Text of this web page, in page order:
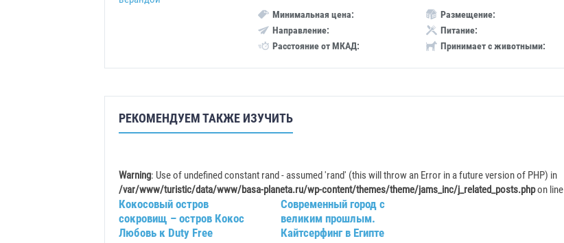
Минимальная цена:
Направление:
Расстояние от МКАД:
Размещение:
Питание:
Принимает с животными:
РЕКОМЕНДУЕМ ТАКЖЕ ИЗУЧИТЬ
Warning: Use of undefined constant rand - assumed 'rand' (this will throw an Error in a future version of PHP) in
/var/www/turistic/data/www/basa-planeta.ru/wp-content/themes/theme/jams_inc/j_related_posts.phpon line
Кокосовый остров
сокровищ – остров Кокос
Современный город с
великим прошлым.
Любовь к Duty Free
Кайтсерфинг в Египте